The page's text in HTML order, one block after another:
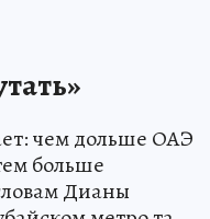
чем дольше ОАЭ
больше
Дианы